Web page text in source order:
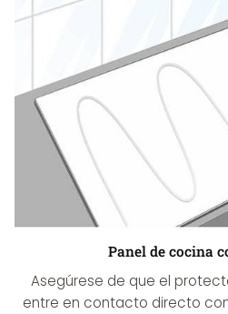
Panel de cocina
Asegúrese de que el
entre en contacto directo